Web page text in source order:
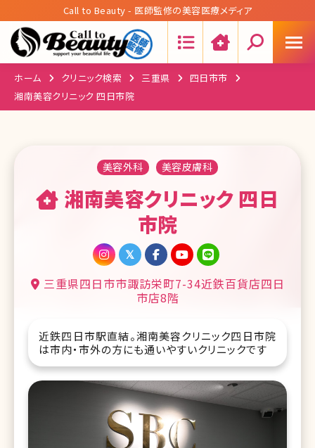
Call to Beauty - 医師監修の美容医療メディア
ホーム クリニック検索 三重県
四日市市
湘南美容クリニック 四日市院
美容外科 美容皮膚科
湘南美容クリニック 四日
市院
三重県四日市市諏訪栄町7-34近鉄百貨店四日
市店8階
近鉄四日市駅直結。湘南美容クリニック四日市院
は市内・市外の方にも通いやすいクリニックです